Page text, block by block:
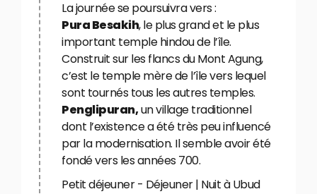
La journée se poursuivra vers :
Pura Besakih, le plus grand et le plus
important temple hindou de l’île.
Construit sur les flancs du Mont Agung,
c’est le temple mère de l’île vers lequel
sont tournés tous les autres temples.
Penglipuran,un village traditionnel
dont l’existence a été très peu influencé
par la modernisation. Il semble avoir été
fondé vers les années 700.
Petit déjeuner - Déjeuner | Nuit à Ubud